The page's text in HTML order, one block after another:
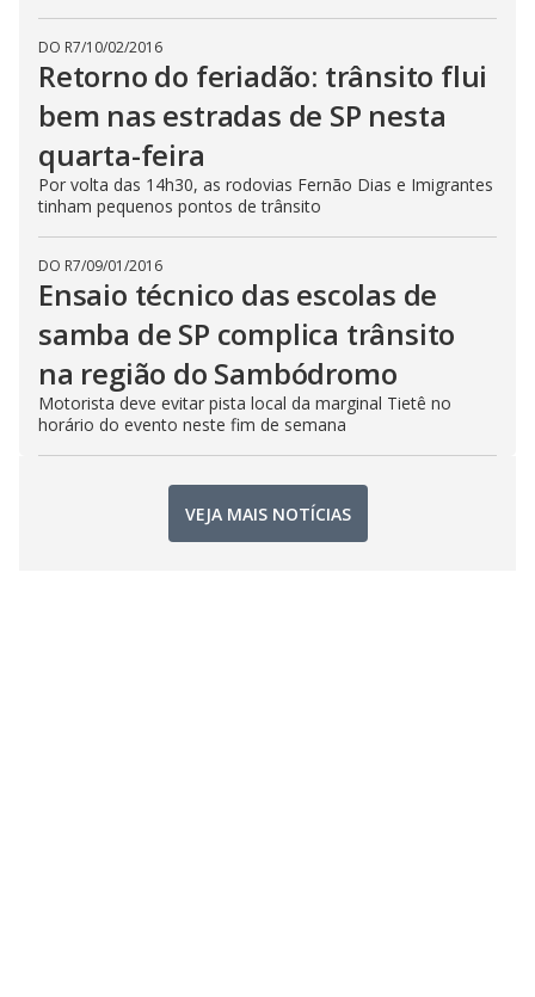
DO R7/10/02/2016
Retorno do feriadão: trânsito flui
bem nas estradas de SP nesta
quarta-feira
Por volta das 14h30, as rodovias Fernão Dias e Imigrantes
tinham pequenos pontos de trânsito
DO R7/09/01/2016
Ensaio técnico das escolas de
samba de SP complica trânsito
na região do Sambódromo
Motorista deve evitar pista local da marginal Tietê no
horário do evento neste fim de semana
VEJA MAIS NOTÍCIAS